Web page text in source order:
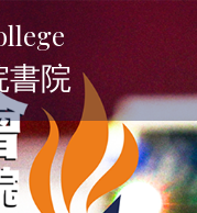
書院